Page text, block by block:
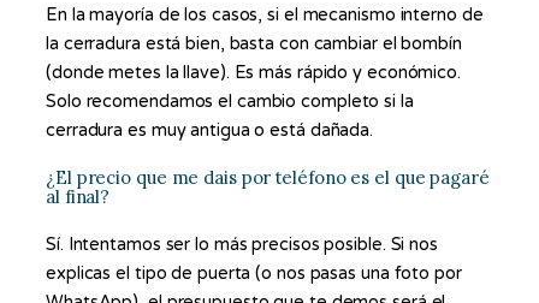
En la mayoría de los casos, si el mecanismo interno de
la cerradura está bien, basta con cambiar el bombín
(donde metes la llave). Es más rápido y económico.
Solo recomendamos el cambio completo si la
cerradura es muy antigua o está dañada.
¿El precio que me dais por teléfono es el que pagaré
al final?
Sí. Intentamos ser lo más precisos posible. Si nos
explicas el tipo de puerta (o nos pasas una foto por